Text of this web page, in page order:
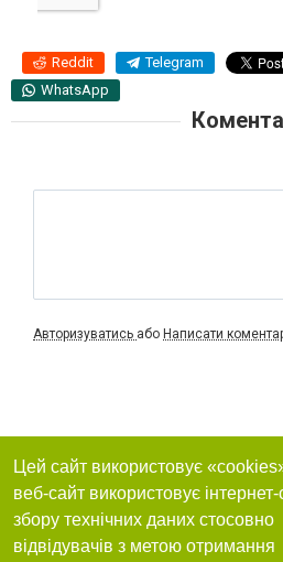
Reddit Telegram
WhatsApp
Авторизуватись або Написати
Цей сайт використовує
веб-сайт використовує інтернет-
збору технічних даних стосовно
відвідувачів з метою отримання